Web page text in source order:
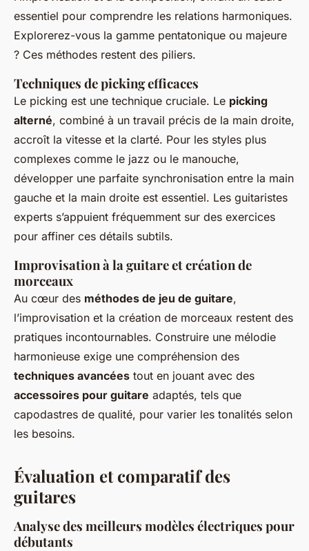
essentiel pour comprendre les relations harmoniques.
Explorerez-vous la gamme pentatonique ou majeure
? Ces méthodes restent des piliers.
Techniques de picking efficaces
Le picking est une technique cruciale. Le picking
alterné, combiné à un travail précis de la main droite,
accroît la vitesse et la clarté. Pour les styles plus
complexes comme le jazz ou le manouche,
développer une parfaite synchronisation entre la main
gauche et la main droite est essentiel. Les guitaristes
experts s’appuient fréquemment sur des exercices
pour affiner ces détails subtils.
Improvisation à la guitare et création de
morceaux
Au cœur des méthodes de jeu de guitare,
l’improvisation et la création de morceaux restent des
pratiques incontournables. Construire une mélodie
harmonieuse exige une compréhension des
techniques avancées tout en jouant avec des
accessoires pour guitare adaptés, tels que
capodastres de qualité, pour varier les tonalités selon
les besoins.
Évaluation et comparatif des
guitares
Analyse des meilleurs modèles électriques pour
débutants